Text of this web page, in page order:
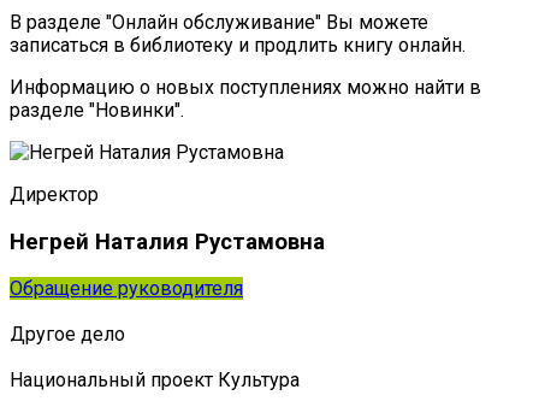
В разделе "Онлайн обслуживание" Вы можете
записаться в библиотеку и продлить книгу онлайн.
Информацию о новых поступлениях можно найти в
разделе "Новинки".
Директор
Негрей Наталия Рустамовна
Обращение руководителя
Другое дело
Национальный проект Культура